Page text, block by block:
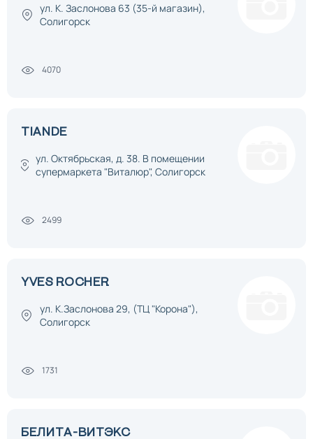
ул. К. Заслонова 63 (35-й магазин),
Солигорск
4070
TIANDE
ул. Октябрьская, д. 38. В помещении
супермаркета "Виталюр", Солигорск
2499
YVES ROCHER
ул. К.Заслонова 29, (ТЦ "Корона"),
Солигорск
1731
БЕЛИТА-ВИТЭКС